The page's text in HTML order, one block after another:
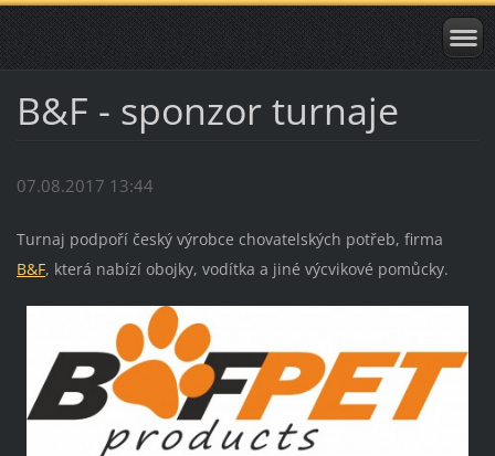
B&F - sponzor turnaje
07.08.2017 13:44
Turnaj podpoří český výrobce chovatelských potřeb, firma
B&F, která nabízí obojky, vodítka a jiné výcvikové pomůcky.